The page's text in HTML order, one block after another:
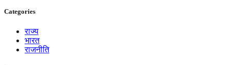
Categories
राज्य
भारत
राजनीति